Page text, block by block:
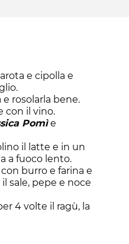
e cipolla e
rosolarla bene.
con il vino.
Pomìe
il latte e in un
a fuoco lento.
burro e farina e
sale, pepe e noce
4 volte il ragù, la